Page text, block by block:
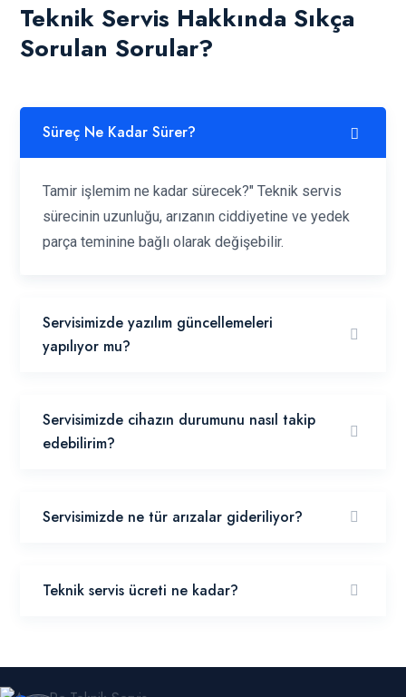
Teknik Servis Hakkında Sıkça
Sorulan Sorular?
Süreç Ne Kadar Sürer?
Tamir işlemim ne kadar sürecek?" Teknik servis
sürecinin uzunluğu, arızanın ciddiyetine ve yedek
parça teminine bağlı olarak değişebilir.
Servisimizde yazılım güncellemeleri
yapılıyor mu?
Servisimizde cihazın durumunu nasıl takip
edebilirim?
Servisimizde ne tür arızalar gideriliyor?
Teknik servis ücreti ne kadar?